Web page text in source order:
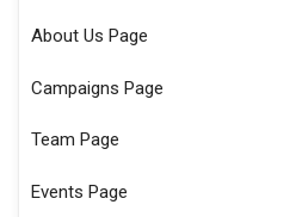
About Us Page
Campaigns Page
Team Page
Events Page